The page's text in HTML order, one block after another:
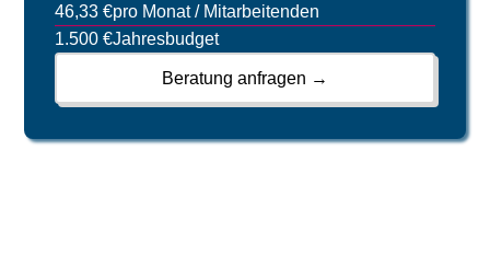
46,33 €pro Monat / Mitarbeitenden
1.500 €Jahresbudget
Beratung anfragen →